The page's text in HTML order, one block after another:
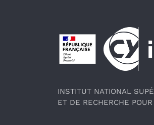
Pied de page
INSTITUT NATIONAL
ET DE RECHERCHE